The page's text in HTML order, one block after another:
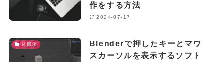
作をする方法
2024-07-17
習慣化
Blenderで押したキーとマウ
スカーソルを表示するソフト